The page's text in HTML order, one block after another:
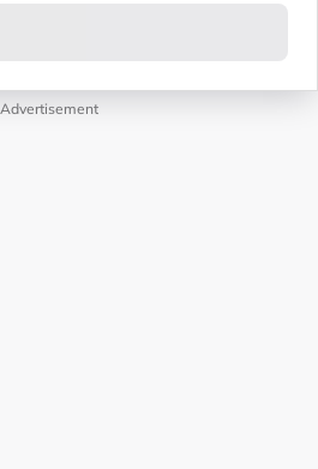
Advertisement